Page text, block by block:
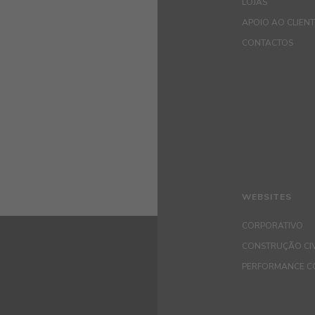
APOIO AO
CONTACTOS
WEBSITES
CORPORATIVO
CONSTRUÇÃO
PERFORMANCE